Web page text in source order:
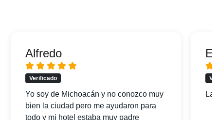
Alfredo
Verificado
Yo soy de Michoacán y no conozco muy
bien la ciudad pero me ayudaron para
todo y mi hotel estaba muy padre
La